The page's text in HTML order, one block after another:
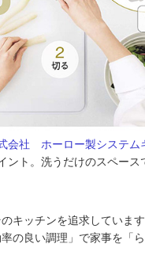
会社 ホーロー製システム
ント。洗うだけのスペース
キッチンを追求していま
の良い調理」で家事を「